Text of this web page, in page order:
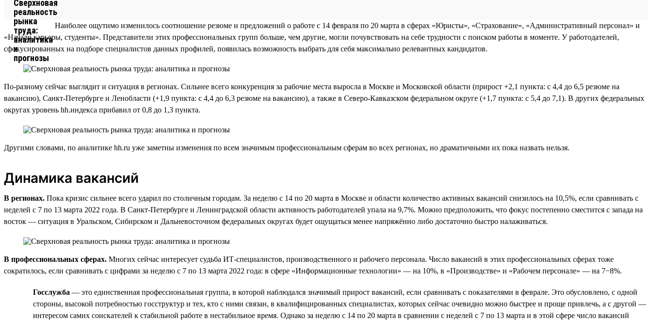
.
Наиболее ощутимо изменилось соотношение резюме и предложений о работе с 14 февраля по 20 марта в сферах «Юристы», «Страхование», «Административный персонал» и
«Начало карьеры, студенты». Представители этих профессиональных групп больше, чем другие, могли почувствовать на себе трудности с поиском работы в моменте. У работодателей,
сфокусированных на подборе специалистов данных профилей, появилась возможность выбрать для себя максимально релевантных кандидатов.
По-разному сейчас выглядит и ситуация в регионах. Сильнее всего конкуренция за рабочие места выросла в Москве и Московской области (прирост +2,1 пункта: с 4,4 до 6,5 резюме на
вакансию), Санкт-Петербурге и Ленобласти (+1,9 пункта: с 4,4 до 6,3 резюме на вакансию), а также в Северо-Кавказском федеральном округе (+1,7 пункта: с 5,4 до 7,1). В других федеральных
округах уровень hh.индекса прибавил от 0,8 до 1,3 пункта.
Другими словами, по аналитике hh.ru уже заметны изменения по всем значимым профессиональным сферам во всех регионах, но драматичными их пока назвать нельзя.
Динамика вакансий
В регионах. Пока кризис сильнее всего ударил по столичным городам. За неделю с 14 по 20 марта в Москве и области количество активных вакансий снизилось на 10,5%, если сравнивать с
неделей с 7 по 13 марта 2022 года. В Санкт-Петербурге и Ленинградской области активность работодателей упала на 9,7%. Можно предположить, что фокус постепенно сместится с запада на
восток — ситуация в Уральском, Сибирском и Дальневосточном федеральных округах будет ощущаться менее напряжённо либо достаточно быстро налаживаться.
В профессиональных сферах. Многих сейчас интересует судьба ИТ-специалистов, производственного и рабочего персонала. Число вакансий в этих профессиональных сферах тоже
сократилось, если сравнивать с цифрами за неделю с 7 по 13 марта 2022 года: в сфере «Информационные технологии» — на 10%, в «Производстве» и «Рабочем персонале» — на 7−8%.
Госслужба — это единственная профессиональная группа, в которой наблюдался значимый прирост вакансий, если сравнивать с показателями в феврале. Это обусловлено, с одной
стороны, высокой потребностью госструктур и тех, кто с ними связан, в квалифицированных специалистах, которых сейчас очевидно можно быстрее и проще привлечь, а с другой —
интересом самих соискателей к стабильной работе в нестабильное время. Однако за неделю c 14 по 20 марта в сравнении с неделей с 7 по 13 марта и в этой сфере число вакансий